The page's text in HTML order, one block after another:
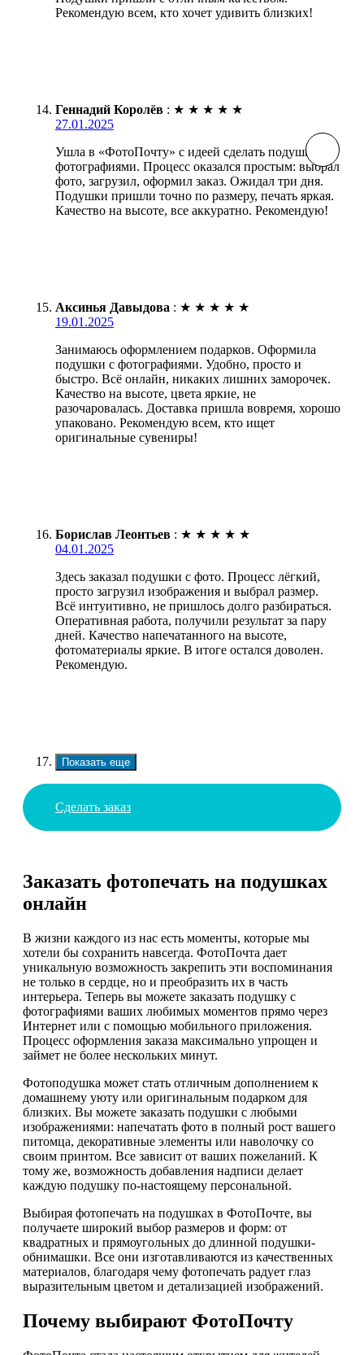
Рекомендую всем, кто хочет удивить близких!
Геннадий Королёв : ★ ★ ★ ★ ★
27.01.2025
Ушла в «ФотоПочту» с идеей сделать подушки с
фотографиями. Процесс оказался простым: выбрал
фото, загрузил, оформил заказ. Ожидал три дня.
Подушки пришли точно по размеру, печать яркая.
Качество на высоте, все аккуратно. Рекомендую!
Аксинья Давыдова : ★ ★ ★ ★ ★
19.01.2025
Занимаюсь оформлением подарков. Оформила
подушки с фотографиями. Удобно, просто и
быстро. Всё онлайн, никаких лишних заморочек.
Качество на высоте, цвета яркие, не
разочаровалась. Доставка пришла вовремя, хорошо
упаковано. Рекомендую всем, кто ищет
оригинальные сувениры!
Борислав Леонтьев : ★ ★ ★ ★ ★
04.01.2025
Здесь заказал подушки с фото. Процесс лёгкий,
просто загрузил изображения и выбрал размер.
Всё интуитивно, не пришлось долго разбираться.
Оперативная работа, получили результат за пару
дней. Качество напечатанного на высоте,
фотоматериалы яркие. В итоге остался доволен.
Рекомендую.
Показать еще
Сделать заказ
Заказать фотопечать на подушках
онлайн
В жизни каждого из нас есть моменты, которые мы
хотели бы сохранить навсегда. ФотоПочта дает
уникальную возможность закрепить эти воспоминания
не только в сердце, но и преобразить их в часть
интерьера. Теперь вы можете заказать подушку с
фотографиями ваших любимых моментов прямо через
Интернет или с помощью мобильного приложения.
Процесс оформления заказа максимально упрощен и
займет не более нескольких минут.
Фотоподушка может стать отличным дополнением к
домашнему уюту или оригинальным подарком для
близких. Вы можете заказать подушки с любыми
изображениями: напечатать фото в полный рост вашего
питомца, декоративные элементы или наволочку со
своим принтом. Все зависит от ваших пожеланий. К
тому же, возможность добавления надписи делает
каждую подушку по-настоящему персональной.
Выбирая фотопечать на подушках в ФотоПочте, вы
получаете широкий выбор размеров и форм: от
квадратных и прямоугольных до длинной подушки-
обнимашки. Все они изготавливаются из качественных
материалов, благодаря чему фотопечать радует глаз
выразительным цветом и детализацией изображений.
Почему выбирают ФотоПочту